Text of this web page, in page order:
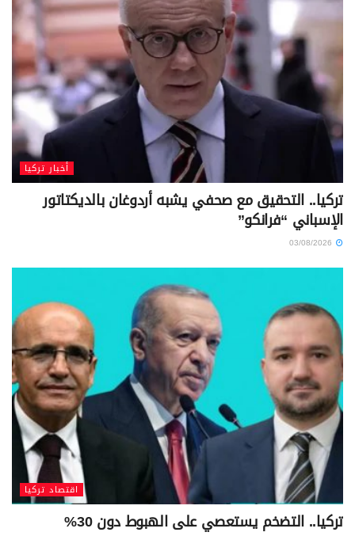
أخبار تركيا
تركيا.. التحقيق مع صحفي يشبه أردوغان بالديكتاتور
الإسباني “فرانكو”
اقتصاد تركيا
تركيا.. التضخم يستعصي على الهبوط دون 30%